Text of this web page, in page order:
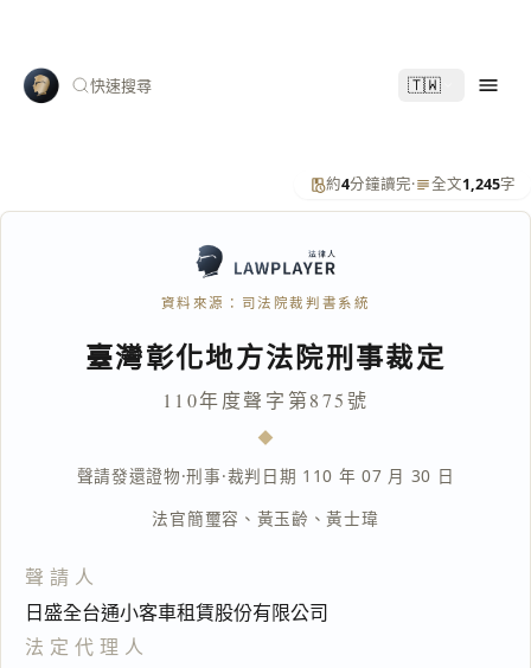
快速搜尋 🇹🇼
約4分鐘讀完· 全文1,245字
資料來源：司法院裁判書系統
臺灣彰化地方法院刑事裁定
110年度聲字第875號
聲請發還證物·刑事·裁判日期 110 年 07 月 30 日
法官簡璽容 、 黃玉齡 、黃士瑋
聲請人
日盛全台通小客車租賃股份有限公司
法定代理人